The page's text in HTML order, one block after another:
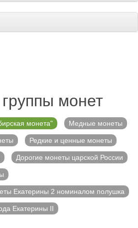
монет
монета" Медные монеты
Редкие и ценные монеты
Дорогие монеты царской России
Екатерины 2 номиналом полушка
Екатерины II